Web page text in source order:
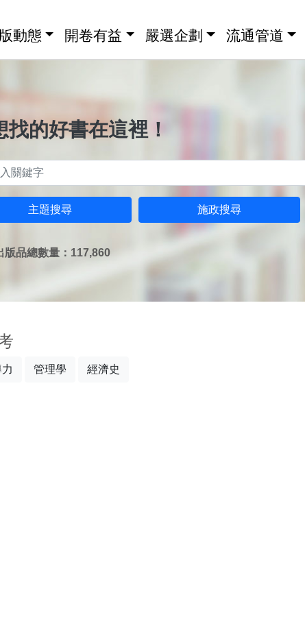
動態 開卷有益 嚴選企劃 流通管道
找的好書在這裡！
主題搜尋 施政搜尋
版品總數量：117,860
管理學 經濟史